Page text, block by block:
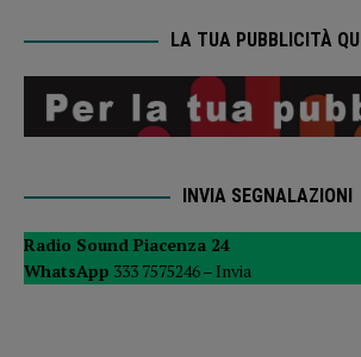
LA TUA PUBBLICITÀ QUI
INVIA SEGNALAZIONI
Radio Sound Piacenza 24
WhatsApp 333 7575246 – Invia